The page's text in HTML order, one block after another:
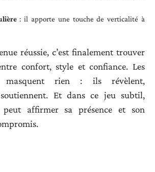
: il apporte une touche de verticalité à
réussie, c’est finalement trouver
confort, style et confiance. Les
masquent rien : ils révèlent,
soutiennent. Et dans ce jeu subtil,
peut affirmer sa présence et son